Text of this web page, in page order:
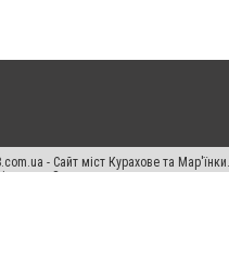
- Сайт міст Курахове та
Законом.